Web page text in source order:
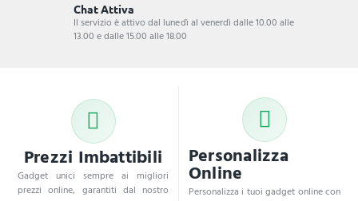
Chat Attiva
Il servizio è attivo dal lunedì al venerdì dalle 10.00 alle
13.00 e dalle 15.00 alle 18.00
Prezzi Imbattibili
Gadget unici sempre ai migliori
prezzi online, garantiti dal nostro
Personalizza
Online
Personalizza i tuoi gadget online con